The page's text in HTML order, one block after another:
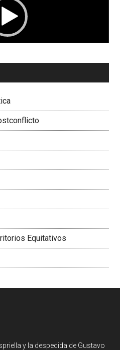
01:04
Presidenta Corporación
Equitativos
y la despedida de Gustavo